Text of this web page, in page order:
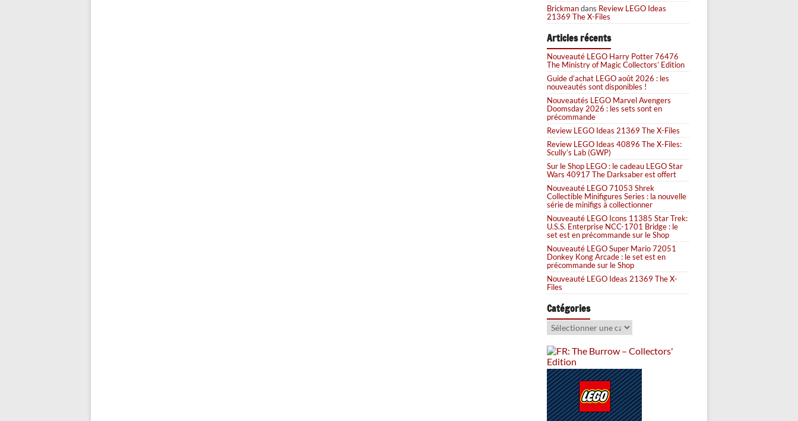
Brickmandans Review LEGO Ideas
21369 The X-Files
Articles récents
Nouveauté LEGO Harry Potter 76476
The Ministry of Magic Collectors’ Edition
Guide d’achat LEGO août 2026 : les
nouveautés sont disponibles !
Nouveautés LEGO Marvel Avengers
Doomsday 2026 : les sets sont en
précommande
Review LEGO Ideas 21369 The X-Files
Review LEGO Ideas 40896 The X-Files:
Scully’s Lab (GWP)
Sur le Shop LEGO : le cadeau LEGO Star
Wars 40917 The Darksaber est offert
Nouveauté LEGO 71053 Shrek
Collectible Minifigures Series : la nouvelle
série de minifigs à collectionner
Nouveauté LEGO Icons 11385 Star Trek:
U.S.S. Enterprise NCC-1701 Bridge : le
set est en précommande sur le Shop
Nouveauté LEGO Super Mario 72051
Donkey Kong Arcade : le set est en
précommande sur le Shop
Nouveauté LEGO Ideas 21369 The X-
Files
Catégories
Catégories